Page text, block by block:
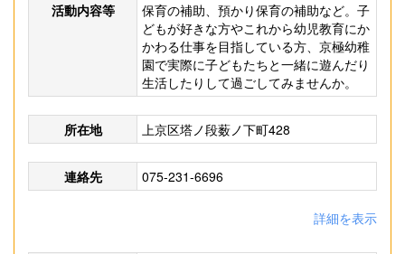
活動内容等
保育の補助、預かり保育の補助など。子
どもが好きな方やこれから幼児教育にか
かわる仕事を目指している方、京極幼稚
園で実際に子どもたちと一緒に遊んだり
生活したりして過ごしてみませんか。
所在地 上京区塔ノ段薮ノ下町428
連絡先 075-231-6696
詳細を表示